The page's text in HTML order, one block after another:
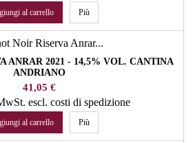
al carrello Più
ANRAR 2021 - 14,5% VOL. CANTINA
ANDRIANO
Prezzo
41,05 €
escl. costi di spedizione
al carrello Più